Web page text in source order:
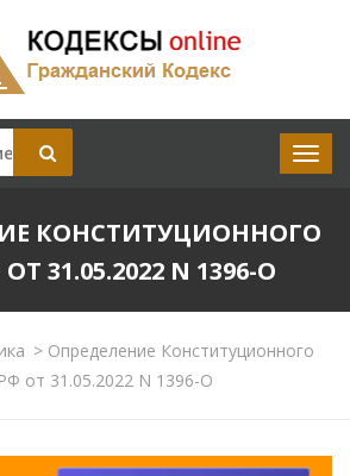
КОНСТИТУЦИОННОГО
31.05.2022 N 1396-О
> Определение Конституционного
от 31.05.2022 N 1396-О